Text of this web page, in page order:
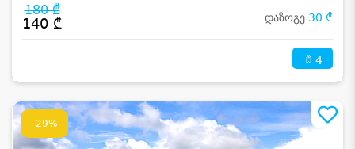
180 ₾
140 ₾ დაზოგე 30 ₾
4
-29%